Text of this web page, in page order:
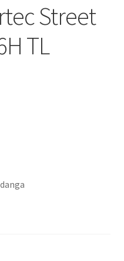
Street
TL